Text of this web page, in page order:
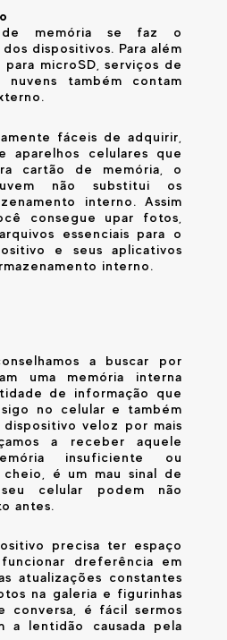
memória se faz o
dispositivos. Para além
microSD, serviços de
nuvens também contam
fáceis de adquirir,
aparelhos celulares que
cartão de memória, o
não substitui os
interno. Assim
consegue upar fotos,
essenciais para o
e seus aplicativos
interno.
a buscar por
uma memória interna
de informação que
no celular e também
veloz por mais
a receber aquele
insuficiente ou
é um mau sinal de
celular podem não
antes.
precisa ter espaço
dreferência em
atualizações constantes
na galeria e figurinhas
conversa, é fácil sermos
a lentidão causada pela